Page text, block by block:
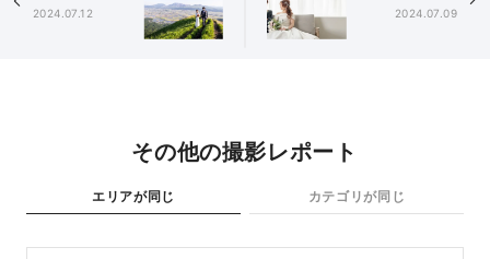
2024.07.12 2024.07.09
その他の撮影レポート
エリアが同じ カテゴリが同じ